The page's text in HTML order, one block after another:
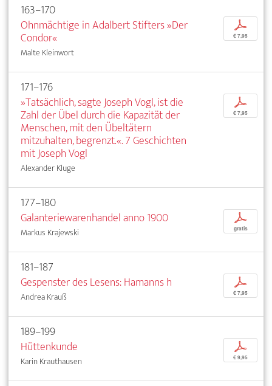
163–170
Ohnmächtige in Adalbert Stifters »Der
Condor«
Malte Kleinwort
p
€ 7,95
171–176
»Tatsächlich, sagte Joseph Vogl, ist die
Zahl der Übel durch die Kapazität der
Menschen, mit den Übeltätern
mitzuhalten, begrenzt.«. 7 Geschichten
mit Joseph Vogl
Alexander Kluge
p
€ 7,95
177–180
Galanteriewarenhandel anno 1900
Markus Krajewski
p
gratis
181–187
Gespenster des Lesens: Hamanns h
Andrea Krauß
p
€ 7,95
189–199
Hüttenkunde
Karin Krauthausen
p
€ 9,95